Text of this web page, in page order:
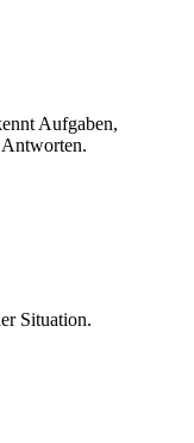
Aufgaben,
Situation.